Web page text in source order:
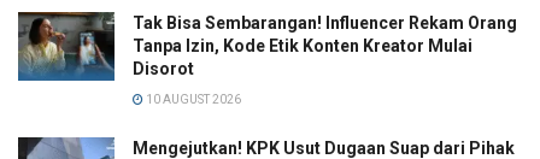
Tak Bisa Sembarangan! Influencer Rekam Orang
Tanpa Izin, Kode Etik Konten Kreator Mulai
Disorot
10 AUGUST 2026
Mengejutkan! KPK Usut Dugaan Suap dari Pihak